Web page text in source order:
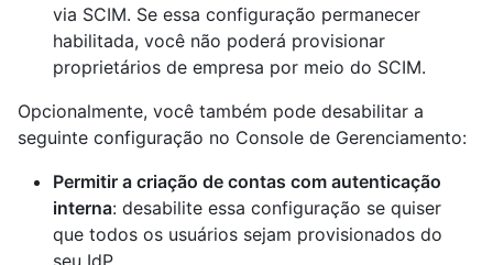
via SCIM. Se essa configuração permanecer
habilitada, você não poderá provisionar
proprietários de empresa por meio do SCIM.
Opcionalmente, você também pode desabilitar a
seguinte configuração no Console de Gerenciamento:
Permitir a criação de contas com autenticação
interna: desabilite essa configuração se quiser
que todos os usuários sejam provisionados do
seu IdP.